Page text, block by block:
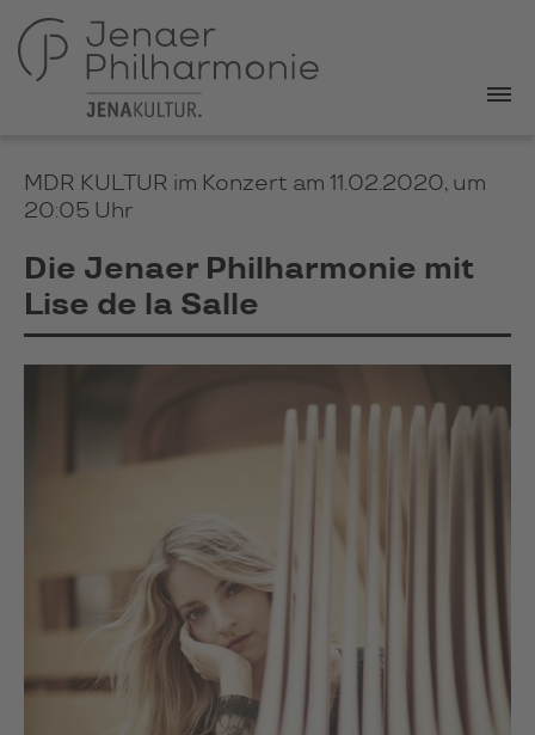
MDR KULTUR im Konzert am 11.02.2020, um
20:05 Uhr
Die Jenaer Philharmonie mit
Lise de la Salle